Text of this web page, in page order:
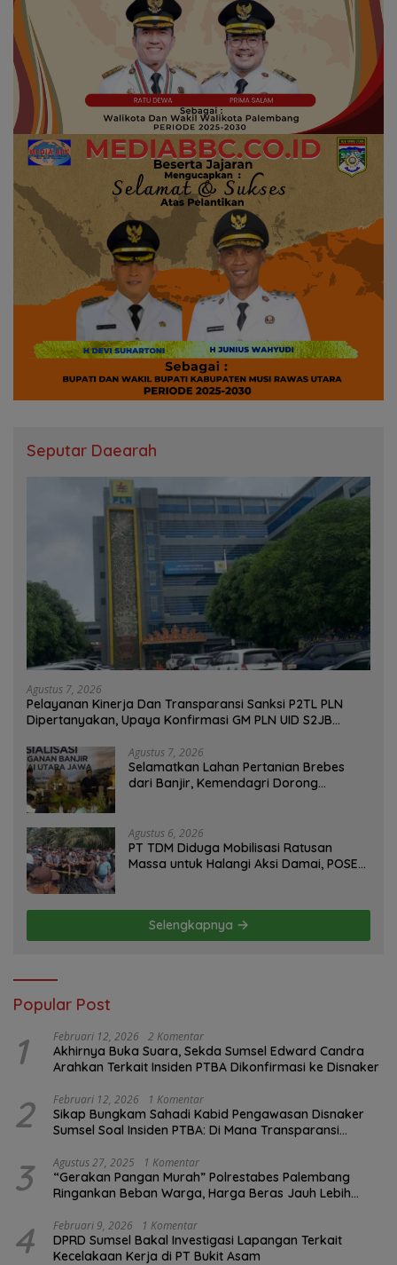
Seputar Daearah
Agustus 7, 2026
Pelayanan Kinerja Dan Transparansi Sanksi P2TL PLN
Dipertanyakan, Upaya Konfirmasi GM PLN UID S2JB
Agustus 7, 2026
Selamatkan Lahan Pertanian Brebes
dari Banjir, Kemendagri Dorong
Agustus 6, 2026
PT TDM Diduga Mobilisasi Ratusan
Massa untuk Halangi Aksi Damai, POSE
Selengkapnya
Popular Post
1 Februari 12, 2026 2 Komentar
Akhirnya Buka Suara, Sekda Sumsel Edward Candra
Arahkan Terkait Insiden PTBA Dikonfirmasi ke Disnaker
2 Februari 12, 2026 1 Komentar
Sikap Bungkam Sahadi Kabid Pengawasan Disnaker
Sumsel Soal Insiden PTBA: Di Mana Transparansi
3 Agustus 27, 2025 1 Komentar
“Gerakan Pangan Murah” Polrestabes Palembang
Ringankan Beban Warga, Harga Beras Jauh Lebih
4 Februari 9, 2026 1 Komentar
DPRD Sumsel Bakal Investigasi Lapangan Terkait
Kecelakaan Kerja di PT Bukit Asam